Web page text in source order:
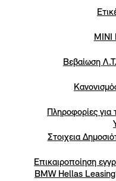
MINI
Βεβαίωση
Πληροφορίες για
Στοιχεια
Επικαιροποίηση
BMW Hellas